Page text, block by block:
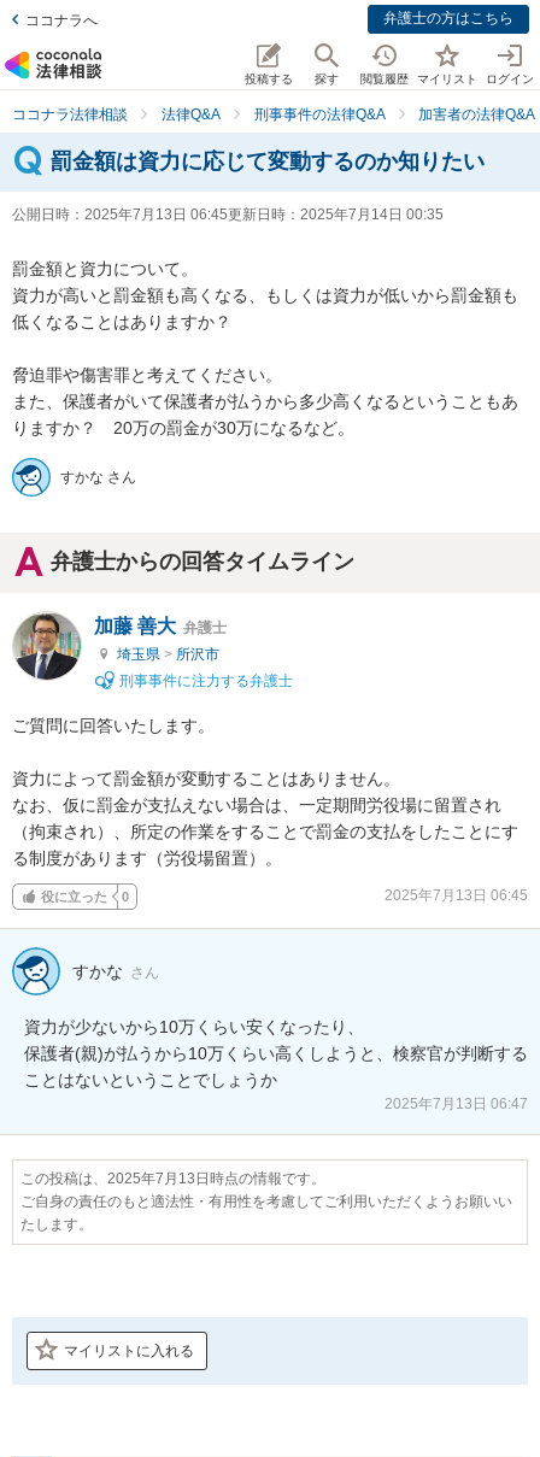
ココナラへ 弁護士の方はこちら
投稿する 探す 閲覧履歴 マイリスト ログイン
ココナラ法律相談 法律Q&A 刑事事件の法律Q&A 加害者の法律Q&A
罰金額は資力に応じて変動するのか知りたい
公開日時： 2025年7月13日 06:45更新日時： 2025年7月14日 00:35
罰金額と資力について。
資力が高いと罰金額も高くなる、もしくは資力が低いから罰金額も
低くなることはありますか？
脅迫罪や傷害罪と考えてください。
また、保護者がいて保護者が払うから多少高くなるということもあ
りますか？　20万の罰金が30万になるなど。
すかな さん
弁護士からの回答タイムライン
加藤 善大 弁護士
埼玉県 > 所沢市
刑事事件に注力する弁護士
ご質問に回答いたします。
資力によって罰金額が変動することはありません。
なお、仮に罰金が支払えない場合は、一定期間労役場に留置され
（拘束され）、所定の作業をすることで罰金の支払をしたことにす
る制度があります（労役場留置）。
役に立った 0 2025年7月13日 06:45
すかな さん
資力が少ないから10万くらい安くなったり、
保護者(親)が払うから10万くらい高くしようと、検察官が判断する
ことはないということでしょうか
2025年7月13日 06:47
この投稿は、2025年7月13日時点の情報です。
ご自身の責任のもと適法性・有用性を考慮してご利用いただくようお願いい
たします。
マイリストに入れる